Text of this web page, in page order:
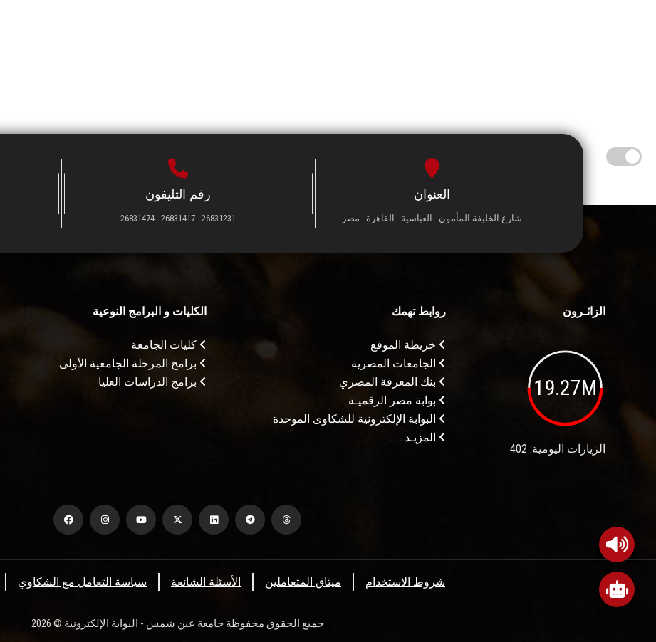
العنوان
شارع الخليفة المأمون - العباسية - القاهرة - مصر
رقم التليفون
26831231 - 26831417 - 26831474
الزائـرون
19.27M
الزيارات اليومية: 402
روابط تهمك
خريطة الموقع
الجامعات المصرية
بنك المعرفة المصري
بوابة مصر الرقميـة
البوابة الإلكترونية للشكاوى الموحدة
المزيـد . . .
الكليات و البرامج النوعية
كليات الجامعة
برامج المرحلة الجامعية الأولى
برامج الدراسات العليا
سياسة التعامل مع الشكاوي الأسئلة الشائعة ميثاق المتعاملين شروط الاستخدام
جميع الحقوق محفوظة جامعة عين شمس - البوابة الإلكترونية © 2026